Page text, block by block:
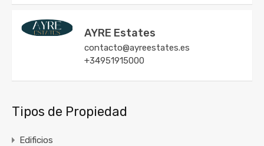
AYRE Estates
contacto@ayreestates.es
+34951915000
Tipos de Propiedad
Edificios